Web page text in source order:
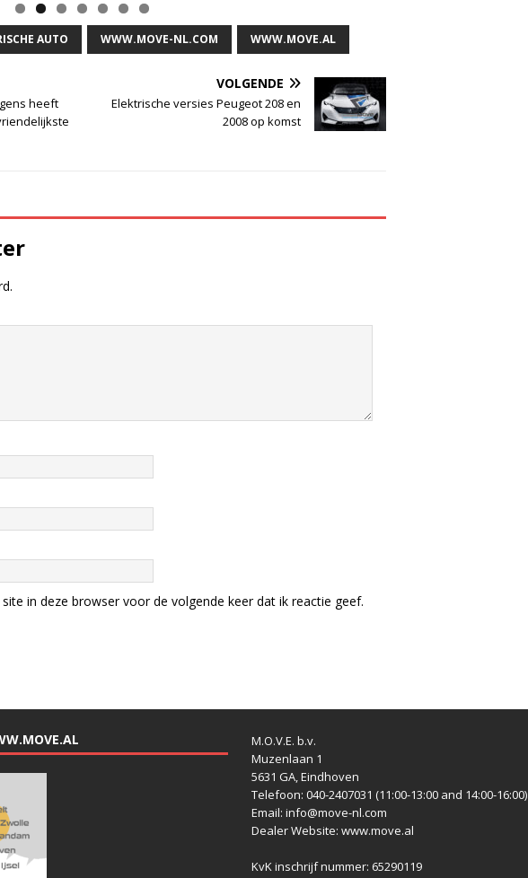
AUTO WWW.MOVE-NL.COM WWW.MOVE.AL
heeft
VOLGENDE
Elektrische versies Peugeot 208 en
2008 op komst
in deze browser voor de volgende keer dat ik reactie geef.
M.O.V.E. b.v.
Muzenlaan 1
5631 GA, Eindhoven
Telefoon: 040-2407031 (11:00-13:00 and 14:00-16:00)
Email: info@move-nl.com
Dealer Website: www.move.al
KvK inschrijf nummer: 65290119